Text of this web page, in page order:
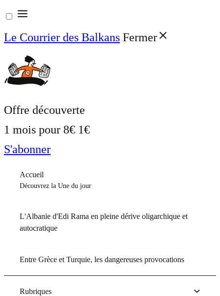
Aller
au
contenu
Le Courrier des Balkans Fermer
Offre découverte
1 mois pour 8€ 1€
S'abonner
Accueil
Découvrez la Une du jour
L'Albanie d'Edi Rama en pleine dérive oligarchique et
autocratique
Entre Grèce et Turquie, les dangereuses provocations
Rubriques